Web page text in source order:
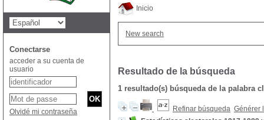
Inicio
New search
Resultado de la búsqueda
1 resultado(s) búsqueda de la palabra
Refinar búsqueda Générer
Conectarse
acceder a su cuenta de
usuario
Olvidé mi contraseña